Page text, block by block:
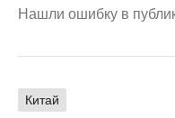
Нашли ошибку в
Китай